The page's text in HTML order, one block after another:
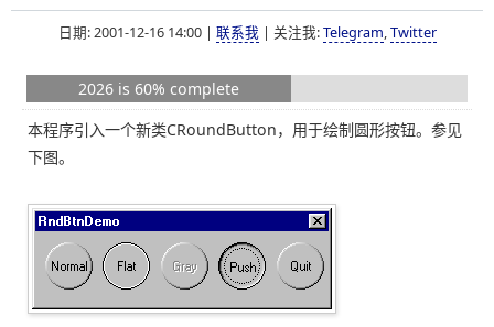
日期: 2001-12-16 14:00 | 联系我| 关注我:Telegram,Twitter
2026 is 60% complete
本程序引入一个新类CRoundButton，用于绘制圆形按钮。参见
下图。